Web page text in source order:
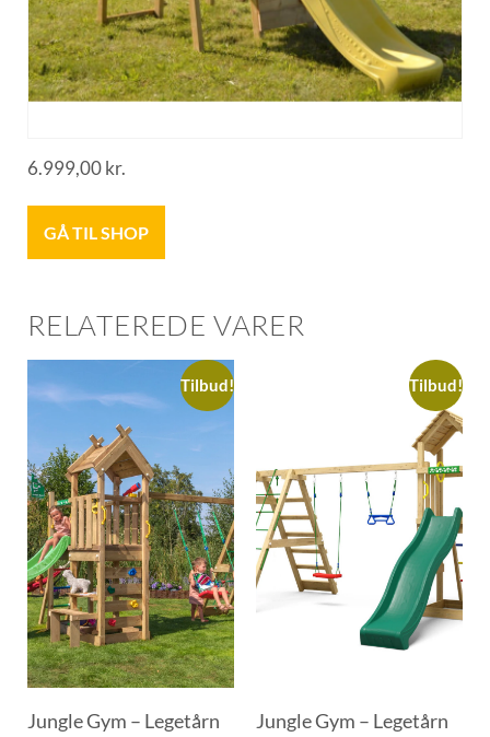
6.999,00kr.
GÅ TIL SHOP
RELATEREDE VARER
Tilbud!
Jungle Gym – Legetårn
Tilbud!
Jungle Gym – Legetårn